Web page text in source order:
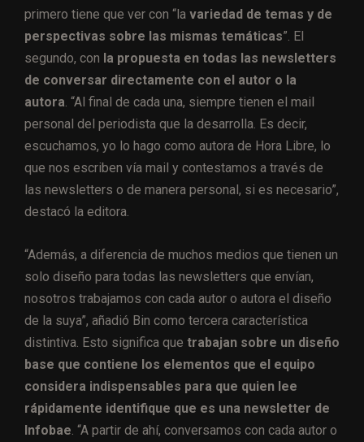
primero tiene que ver con “la variedad de temas y de
perspectivas sobre las mismas temáticas”. El
segundo, con la propuesta en todas las newsletters
de conversar directamente con el autor o la
autora. “Al final de cada una, siempre tienen el mail
personal del periodista que la desarrolla. Es decir,
escuchamos, yo lo hago como autora de Hora Libre, lo
que nos escriben vía mail y contestamos a través de
las newsletters o de manera personal, si es necesario”,
destacó la editora.
“Además, a diferencia de muchos medios que tienen un
solo diseño para todas las newsletters que envían,
nosotros trabajamos con cada autor o autora el diseño
de la suya”, añadió Bin como tercera característica
distintiva. Esto significa que trabajan sobre un diseño
base que contiene los elementos que el equipo
considera indispensables para que quien lee
rápidamente identifique que es una newsletter de
Infobae. “A partir de ahí, conversamos con cada autor o